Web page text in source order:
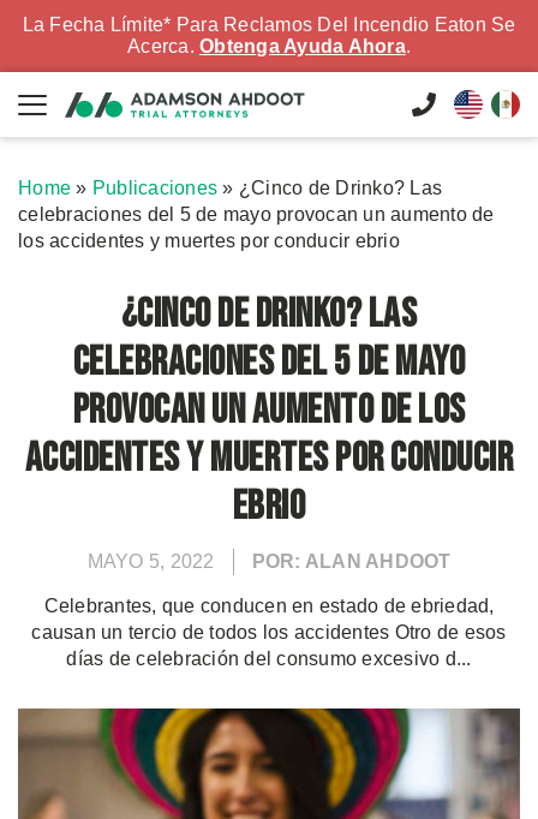
La Fecha Límite* Para Reclamos Del Incendio Eaton Se
Acerca. Obtenga Ayuda Ahora.
Home » Publicaciones » ¿Cinco de Drinko? Las
celebraciones del 5 de mayo provocan un aumento de
los accidentes y muertes por conducir ebrio
¿Cinco de Drinko? Las
celebraciones del 5 de mayo
provocan un aumento de los
accidentes y muertes por conducir
ebrio
MAYO 5, 2022 POR: ALAN AHDOOT
Celebrantes, que conducen en estado de ebriedad,
causan un tercio de todos los accidentes Otro de esos
días de celebración del consumo excesivo d...